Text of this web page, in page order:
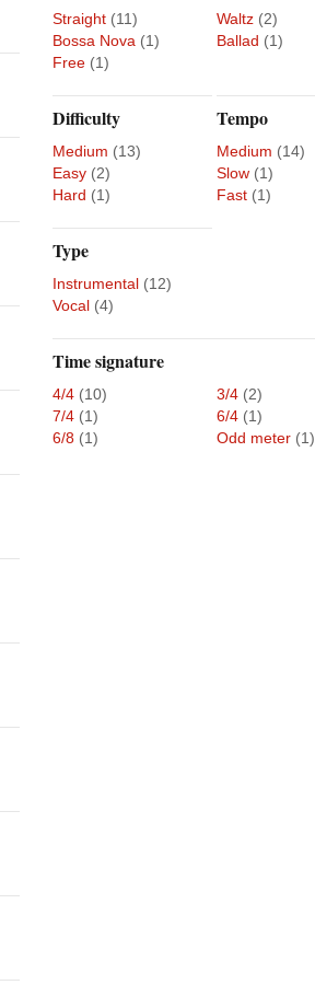
Straight (11) Waltz (2)
Bossa Nova (1) Ballad (1)
Free (1)
Difficulty
Medium (13)
Easy (2)
Hard (1)
Tempo
Medium (14)
Slow (1)
Fast (1)
Type
Instrumental (12)
Vocal (4)
Time signature
4/4 (10) 3/4 (2)
7/4 (1) 6/4 (1)
6/8 (1) Odd meter (1)